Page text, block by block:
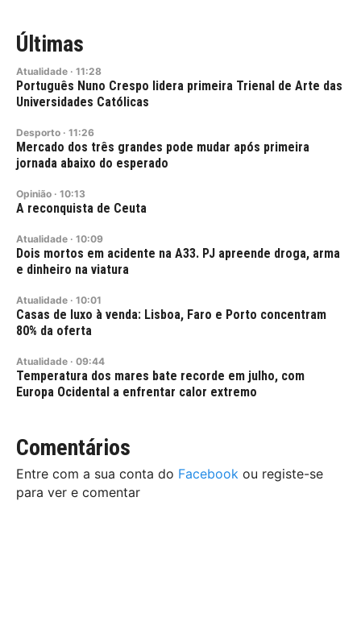
Últimas
Atualidade · 11:28
Português Nuno Crespo lidera primeira Trienal de Arte das
Universidades Católicas
Desporto · 11:26
Mercado dos três grandes pode mudar após primeira
jornada abaixo do esperado
Opinião · 10:13
A reconquista de Ceuta
Atualidade · 10:09
Dois mortos em acidente na A33. PJ apreende droga, arma
e dinheiro na viatura
Atualidade · 10:01
Casas de luxo à venda: Lisboa, Faro e Porto concentram
80% da oferta
Atualidade · 09:44
Temperatura dos mares bate recorde em julho, com
Europa Ocidental a enfrentar calor extremo
Comentários
Entre com a sua conta do Facebook ou registe-se
para ver e comentar